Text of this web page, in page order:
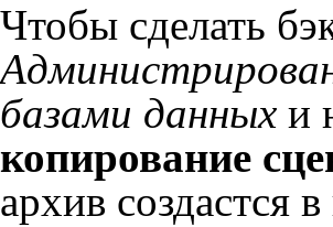
Чтобы сделать
базами данных и
копирование
архив создастся